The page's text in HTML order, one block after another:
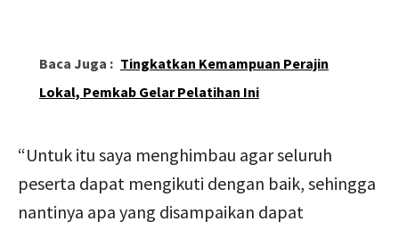
Baca Juga : Tingkatkan Kemampuan Perajin
Lokal, Pemkab Gelar Pelatihan Ini
“Untuk itu saya menghimbau agar seluruh
peserta dapat mengikuti dengan baik, sehingga
nantinya apa yang disampaikan dapat